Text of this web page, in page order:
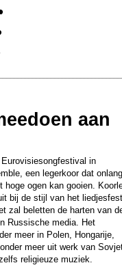
juwelen in gebraden
aan
in
een legerkoor dat
ogen kan gooien.
bij de stijl van het
zal beletten de harten van
Russische media. Het
meer in Polen, Hongarije,
meer uit werk van
religieuze muziek.